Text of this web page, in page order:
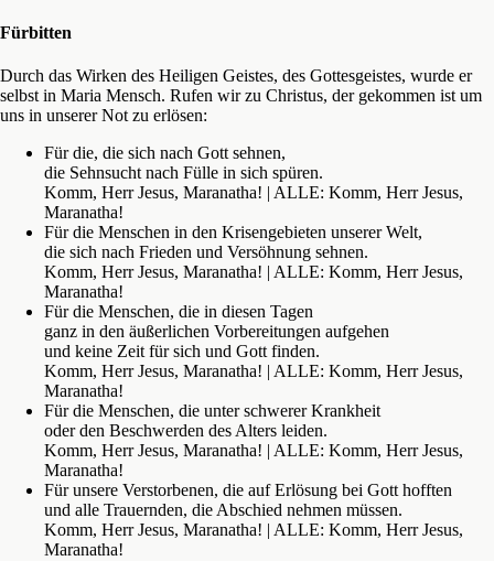
Fürbitten
Durch das Wirken des Heiligen Geistes, des Gottesgeistes, wurde er
selbst in Maria Mensch. Rufen wir zu Christus, der gekommen ist um
uns in unserer Not zu erlösen:
Für die, die sich nach Gott sehnen,
die Sehnsucht nach Fülle in sich spüren.
Komm, Herr Jesus, Maranatha! | ALLE: Komm, Herr Jesus,
Maranatha!
Für die Menschen in den Krisengebieten unserer Welt,
die sich nach Frieden und Versöhnung sehnen.
Komm, Herr Jesus, Maranatha! | ALLE: Komm, Herr Jesus,
Maranatha!
Für die Menschen, die in diesen Tagen
ganz in den äußerlichen Vorbereitungen aufgehen
und keine Zeit für sich und Gott finden.
Komm, Herr Jesus, Maranatha! | ALLE: Komm, Herr Jesus,
Maranatha!
Für die Menschen, die unter schwerer Krankheit
oder den Beschwerden des Alters leiden.
Komm, Herr Jesus, Maranatha! | ALLE: Komm, Herr Jesus,
Maranatha!
Für unsere Verstorbenen, die auf Erlösung bei Gott hofften
und alle Trauernden, die Abschied nehmen müssen.
Komm, Herr Jesus, Maranatha! | ALLE: Komm, Herr Jesus,
Maranatha!